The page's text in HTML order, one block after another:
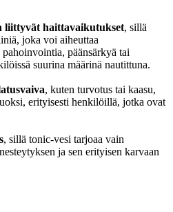
liittyvät haittavaikutukset, sillä
joka voi aiheuttaa
päänsärkyä tai
suurina määrinä nautittuna.
, kuten turvotus tai kaasu,
erityisesti henkilöillä, jotka ovat
, sillä tonic-vesi tarjoaa vain
ja sen erityisen karvaan